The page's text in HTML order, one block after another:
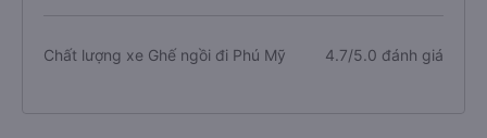
Chất lượng xe Ghế ngồi đi Phú Mỹ 4.7/5.0 đánh giá